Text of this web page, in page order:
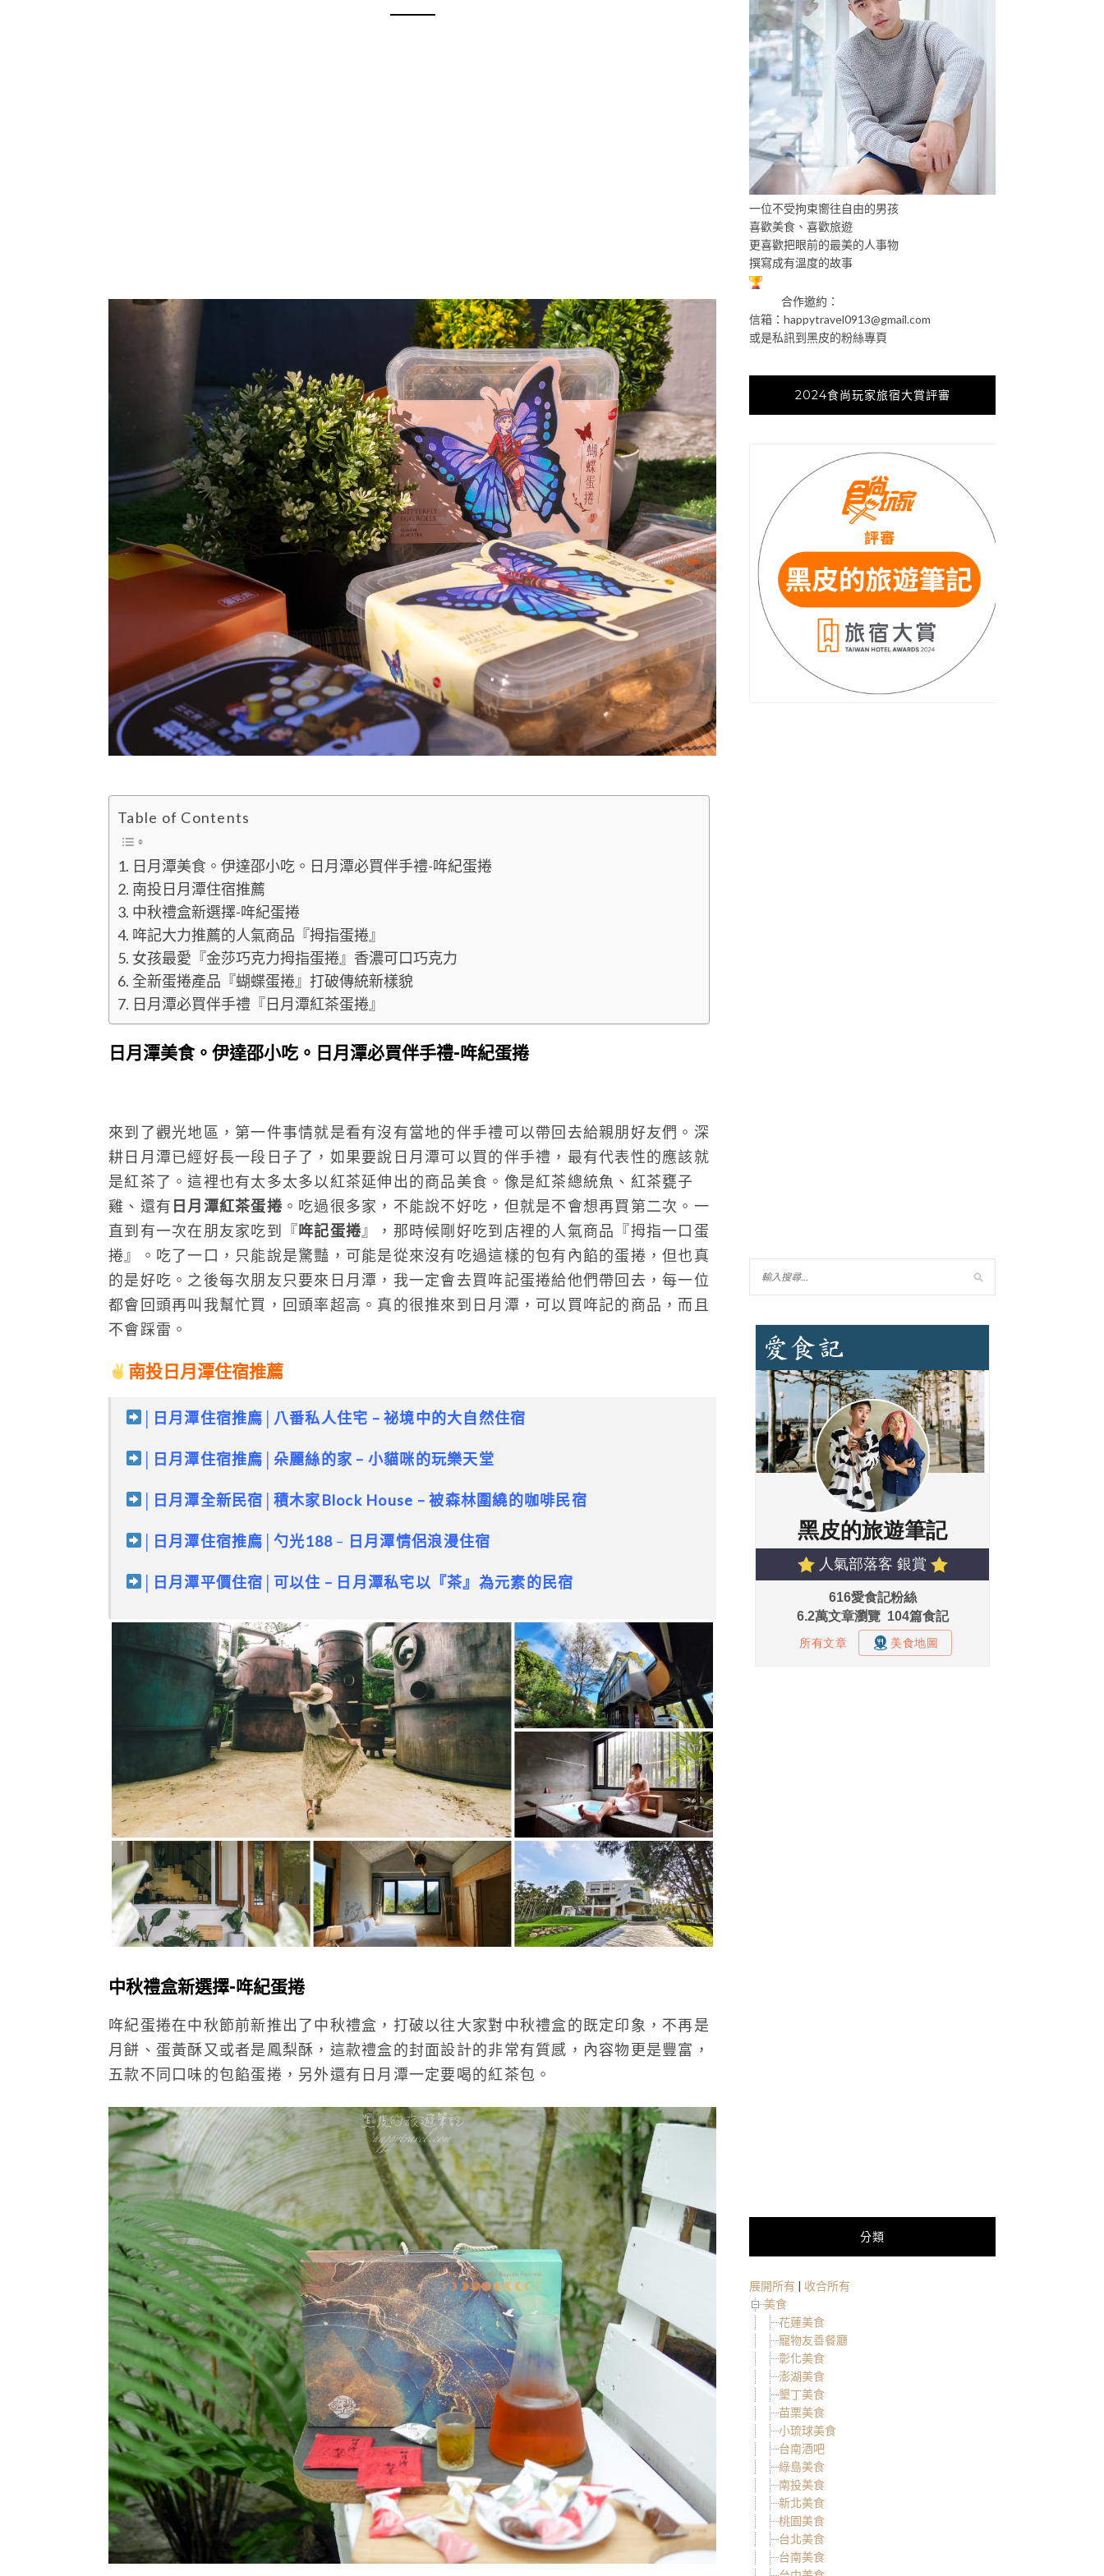
Table of Contents
日月潭美食。伊達邵小吃。日月潭必買伴手禮-哖紀蛋捲
南投日月潭住宿推薦
中秋禮盒新選擇-哖紀蛋捲
哖記大力推薦的人氣商品『拇指蛋捲』
女孩最愛『金莎巧克力拇指蛋捲』香濃可口巧克力
全新蛋捲產品『蝴蝶蛋捲』打破傳統新樣貌
日月潭必買伴手禮『日月潭紅茶蛋捲』
日月潭美食。伊達邵小吃。日月潭必買伴手禮-哖紀蛋捲
來到了觀光地區，第一件事情就是看有沒有當地的伴手禮可以帶回去給親朋好友們。深
耕日月潭已經好長一段日子了，如果要說日月潭可以買的伴手禮，最有代表性的應該就
是紅茶了。這裡也有太多太多以紅茶延伸出的商品美食。像是紅茶總統魚、紅茶甕子
雞、還有 日月潭紅茶蛋捲。吃過很多家，不能說不好吃，但就是不會想再買第二次。一
直到有一次在朋友家吃到『哖記蛋捲』，那時候剛好吃到店裡的人氣商品『拇指一口蛋
捲』。吃了一口，只能說是驚豔，可能是從來沒有吃過這樣的包有內餡的蛋捲，但也真
的是好吃。之後每次朋友只要來日月潭，我一定會去買哖記蛋捲給他們帶回去，每一位
都會回頭再叫我幫忙買，回頭率超高。真的很推來到日月潭，可以買哖記的商品，而且
不會踩雷。
南投日月潭住宿推薦
日月潭住宿推廌 八番私人住宅 – 祕境中的大自然住宿
│日月潭住宿推廌│朵麗絲的家 – 小貓咪的玩樂天堂
│日月潭全新民宿│積木家Block House – 被森林圍繞的咖啡民宿
日月潭住宿推廌 勺光188 – 日月潭情侶浪漫住宿
日月潭平價住宿│可以住 – 日月潭私宅以『茶』為元素的民宿
中秋禮盒新選擇-哖紀蛋捲
哖紀蛋捲在中秋節前新推出了中秋禮盒，打破以往大家對中秋禮盒的既定印象，不再是
月餅、蛋黃酥又或者是鳳梨酥，這款禮盒的封面設計的非常有質感，內容物更是豐富，
五款不同口味的包餡蛋捲，另外還有日月潭一定要喝的紅茶包。
一位不受拘束嚮往自由的男孩
喜歡美食、喜歡旅遊
更喜歡把眼前的最美的人事物
撰寫成有溫度的故事
合作邀約：
信箱： happytravel0913@gmail.com
或是私訊到黑皮的粉絲專頁
2024食尚玩家旅宿大賞評審
分類
展開所有 | 收合所有
美食
花蓮美食
寵物友善餐廳
彰化美食
澎湖美食
墾丁美食
苗栗美食
小琉球美食
台南酒吧
綠島美食
南投美食
新北美食
桃園美食
台北美食
台南美食